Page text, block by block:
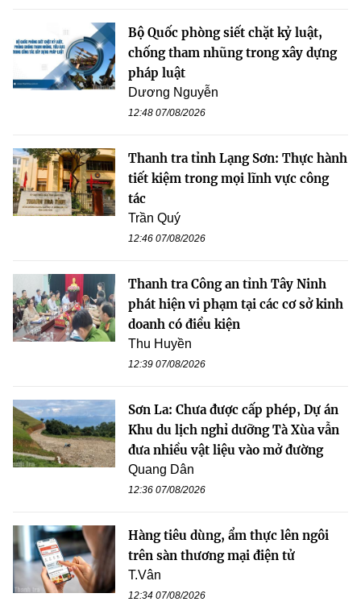
Bộ Quốc phòng siết chặt kỷ luật,
chống tham nhũng trong xây dựng
pháp luật
Dương Nguyễn
12:48 07/08/2026
Thanh tra tỉnh Lạng Sơn: Thực hành
tiết kiệm trong mọi lĩnh vực công
tác
Trần Quý
12:46 07/08/2026
Thanh tra Công an tỉnh Tây Ninh
phát hiện vi phạm tại các cơ sở kinh
doanh có điều kiện
Thu Huyền
12:39 07/08/2026
Sơn La: Chưa được cấp phép, Dự án
Khu du lịch nghỉ dưỡng Tà Xùa vẫn
đưa nhiều vật liệu vào mở đường
Quang Dân
12:36 07/08/2026
Hàng tiêu dùng, ẩm thực lên ngôi
trên sàn thương mại điện tử
T.Vân
12:34 07/08/2026